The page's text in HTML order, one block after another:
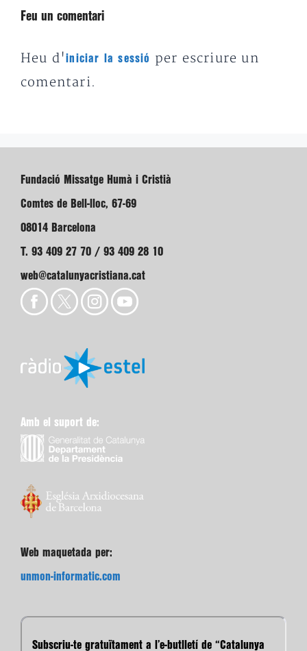
Feu un comentari
Heu d'iniciar la sessió
per escriure un
comentari.
Fundació Missatge Humà i Cristià
Comtes de Bell-lloc, 67-69
08014 Barcelona
T. 93 409 27 70 / 93 409 28 10
web@catalunyacristiana.cat
Amb el suport de:
Web maquetada per:
unmon-informatic.com
Subscriu-te gratuïtament a l’e-butlletí de “Catalunya